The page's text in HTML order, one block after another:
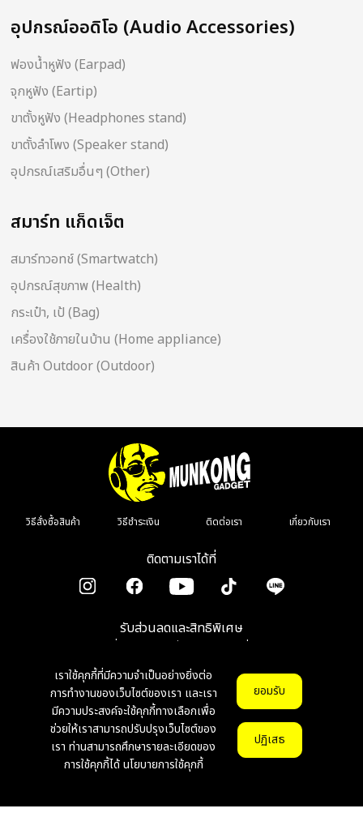
เราใช้คุกกี้ที่มีความจำเป็นอย่างยิ่งต่อ
การทำงานของเว็บไซต์ของเรา และเรา
มีความประสงค์จะใช้คุกกี้ทางเลือกเพื่อ
ช่วยให้เราสามารถปรับปรุงเว็บไซต์ของ
เรา ท่านสามารถศึกษารายละเอียดของ
การใช้คุกกี้ได้นโยบายการใช้คุกกี้
ยอมรับ
ปฏิเสธ
อุปกรณ์ออดิโอ (Audio Accessories)
ฟองน้ำหูฟัง (Earpad)
จุกหูฟัง (Eartip)
ขาตั้งหูฟัง (Headphones stand)
ขาตั้งลำโพง (Speaker stand)
อุปกรณ์เสริมอื่นๆ (Other)
สมาร์ท แก็ดเจ็ต
สมาร์ทวอทช์ (Smartwatch)
อุปกรณ์สุขภาพ (Health)
กระเป๋า, เป้ (Bag)
เครื่องใช้ภายในบ้าน (Home appliance)
สินค้า Outdoor (Outdoor)
วิธีสั่งซื้อสินค้า วิธีชำระเงิน ติดต่อเรา เกี่ยวกับเรา
ติดตามเราได้ที่
รับส่วนลดและสิทธิพิเศษ
เมื่อลงทะเบียนรับข่าวสาร รีวิว โปรโมชั่น
© Copyright 2026 munkonggadget. All Right Reserved. v1.1.0